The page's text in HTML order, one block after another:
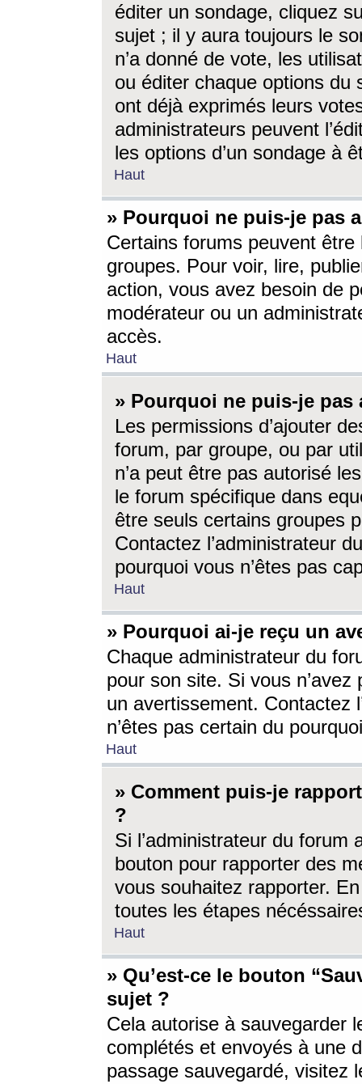
éditer un sondage, cliquez
sujet ; il y aura toujours le
n’a donné de vote, les
ou éditer chaque options du
ont déjà exprimés leurs
administrateurs peuvent
les options d’un sondage à
Haut
» Pourquoi ne puis-je pas
Certains forums peuvent être
groupes. Pour voir, lire,
action, vous avez besoin de
modérateur ou un
accès.
Haut
» Pourquoi ne puis-je
Les permissions d’ajouter
forum, par groupe, ou par
n’a peut être pas autorisé
le forum spécifique dans
être seuls certains groupes
Contactez l’administrateur
pourquoi vous n’êtes pas
Haut
» Pourquoi ai-je reçu un
Chaque administrateur du
pour son site. Si vous
un avertissement. Contactez
n’êtes pas certain du
Haut
» Comment puis-je
?
Si l’administrateur du forum
bouton pour rapporter des
vous souhaitez rapporter.
toutes les étapes
Haut
» Qu’est-ce le bouton
sujet ?
Cela autorise à sauvegarder
complétés et envoyés à une
passage sauvegardé, visitez